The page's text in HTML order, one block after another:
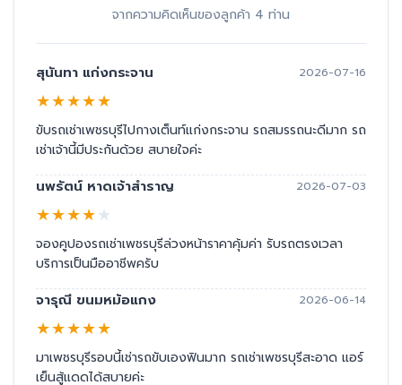
จากความคิดเห็นของลูกค้า 4 ท่าน
สุนันทา แก่งกระจาน 2026-07-16
★★★★★
ขับรถเช่าเพชรบุรีไปกางเต็นท์แก่งกระจาน รถสมรรถนะดีมาก รถ
เช่าเจ้านี้มีประกันด้วย สบายใจค่ะ
นพรัตน์ หาดเจ้าสำราญ 2026-07-03
★★★★★
จองคูปองรถเช่าเพชรบุรีล่วงหน้าราคาคุ้มค่า รับรถตรงเวลา
บริการเป็นมืออาชีพครับ
จารุณี ขนมหม้อแกง 2026-06-14
★★★★★
มาเพชรบุรีรอบนี้เช่ารถขับเองฟินมาก รถเช่าเพชรบุรีสะอาด แอร์
เย็นสู้แดดได้สบายค่ะ